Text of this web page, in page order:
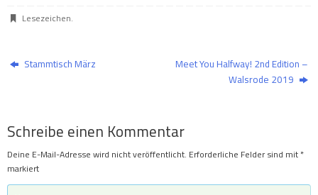
Lesezeichen.
Stammtisch März
Meet You Halfway! 2nd Edition –
Walsrode 2019
Schreibe einen Kommentar
Deine E-Mail-Adresse wird nicht veröffentlicht. Erforderliche Felder sind mit*
markiert